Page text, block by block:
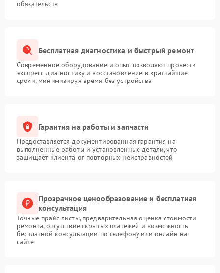
обязательств
Бесплатная диагностика и быстрый ремонт
Современное оборудование и опыт позволяют провести
экспресс-диагностику и восстановление в кратчайшие
сроки, минимизируя время без устройства
Гарантия на работы и запчасти
Предоставляется документированная гарантия на
выполненные работы и установленные детали, что
защищает клиента от повторных неисправностей
Прозрачное ценообразование и бесплатная
консультация
Точные прайс-листы, предварительная оценка стоимости
ремонта, отсутствие скрытых платежей и возможность
бесплатной консультации по телефону или онлайн на
сайте